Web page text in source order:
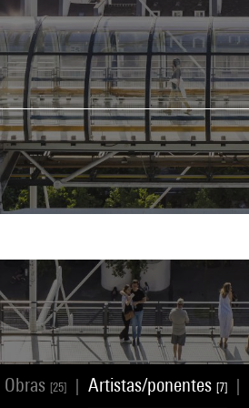
Obras [25] Artistas/ponentes [7]